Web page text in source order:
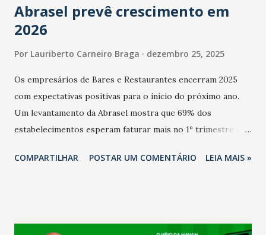
Abrasel prevê crescimento em
2026
Por Lauriberto Carneiro Braga dezembro 25, 2025
Os empresários de Bares e Restaurantes encerram 2025
com expectativas positivas para o início do próximo ano.
Um levantamento da Abrasel mostra que 69% dos
estabelecimentos esperam faturar mais no 1º trimestre de
relação ao último trimestre deste ano, 56% também
confraternizações de fim de ano e pelo pagamento do 13º
COMPARTILHAR POSTAR UM COMENTÁRIO LEIA MAIS »